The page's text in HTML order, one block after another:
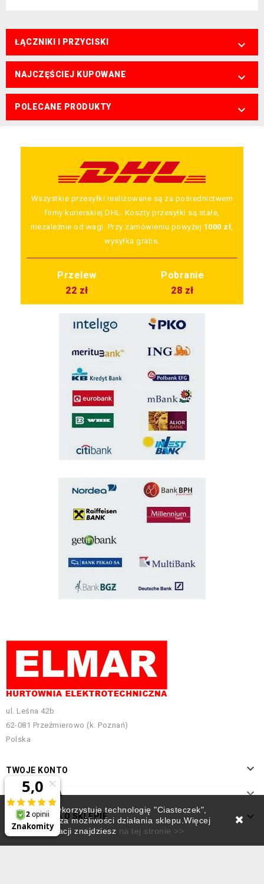
Ten sklep wykorzystuje technologię "Ciasteczek",
która rozszerza możliwości działania sklepu.Więcej
informacji znajdziesz na tej stronie >>
ŁĄCZNIKI I PRZYCISKI 
NAJCZĘŚCIEJ KUPOWANE 
POLECANE PRODUKTY 
Wszystkie przesyłki realizowane są za pośrednictwem
firmy kurierskiej DHL. Koszty przesyłki są stałe,
niezależnie od wagi. Przy zamówieniu powyżej 1000 zł
wysyłka gratis.
Przelew
Pobranie
22 zł
28 zł
ul. Leśna 42b
62-081 Przeźmierowo (k. Poznań)
Polska
TWOJE KONTO 
INFORMACJA 
INFORMACJA O SKLEPIE 